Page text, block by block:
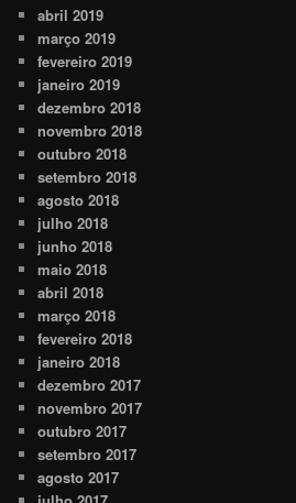
abril 2019
março 2019
fevereiro 2019
janeiro 2019
dezembro 2018
novembro 2018
outubro 2018
setembro 2018
agosto 2018
julho 2018
junho 2018
maio 2018
abril 2018
março 2018
fevereiro 2018
janeiro 2018
dezembro 2017
novembro 2017
outubro 2017
setembro 2017
agosto 2017